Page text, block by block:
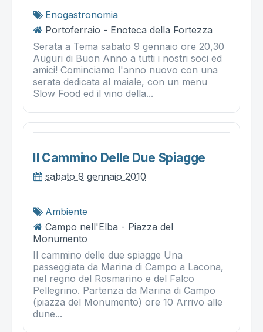
Enogastronomia
Portoferraio - Enoteca della Fortezza
Serata a Tema sabato 9 gennaio ore 20,30
Auguri di Buon Anno a tutti i nostri soci ed
amici! Cominciamo l'anno nuovo con una
serata dedicata al maiale, con un menu
Slow Food ed il vino della...
Il Cammino Delle Due Spiagge
sabato 9 gennaio 2010
Ambiente
Campo nell'Elba - Piazza del
Monumento
Il cammino delle due spiagge Una
passeggiata da Marina di Campo a Lacona,
nel regno del Rosmarino e del Falco
Pellegrino. Partenza da Marina di Campo
(piazza del Monumento) ore 10 Arrivo alle
dune...